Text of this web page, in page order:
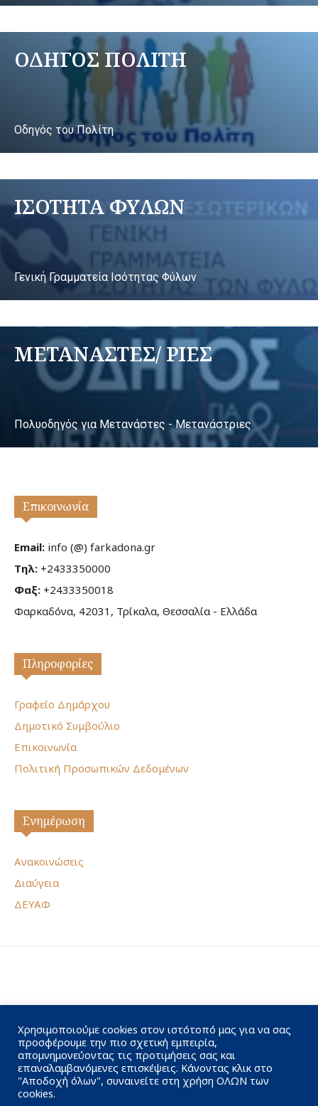
ΟΔΗΓΟΣ ΠΟΛΙΤΗ
Οδηγός του Πολίτη
ΙΣΟΤΗΤΑ ΦΥΛΩΝ
Γενική Γραμματεία Ισότητας Φύλων
ΜΕΤΑΝΑΣΤΕΣ/ ΡΙΕΣ
Πολυοδηγός για Μετανάστες - Μετανάστριες
Επικοινωνία
Email: info (@) farkadona.gr
Τηλ: +2433350000
Φαξ: +2433350018
Φαρκαδόνα, 42031, Τρίκαλα, Θεσσαλία - Ελλάδα
Πληροφορίες
Γραφείο Δημάρχου
Δημοτικό Συμβούλιο
Επικοινωνία
Πολιτική Προσωπικών Δεδομένων
Ενημέρωση
Ανακοινώσεις
Διαύγεια
ΔΕΥΑΦ
Χρησιμοποιούμε cookies στον ιστότοπό μας για να σας
προσφέρουμε την πιο σχετική εμπειρία,
απομνημονεύοντας τις προτιμήσεις σας και
επαναλαμβανόμενες επισκέψεις. Κάνοντας κλικ στο
"Αποδοχή όλων", συναινείτε στη χρήση ΟΛΩΝ των
cookies.